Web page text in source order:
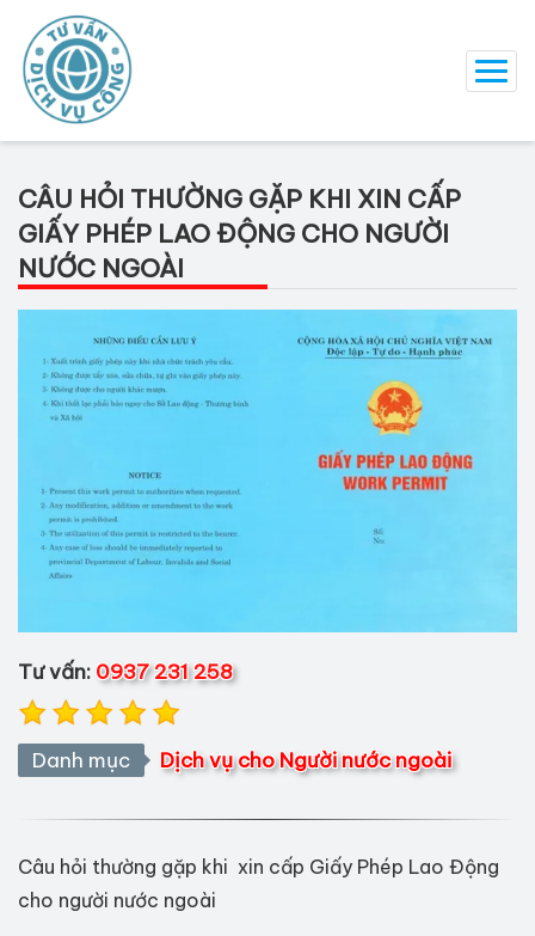
CÂU HỎI THƯỜNG GẶP KHI XIN CẤP
GIẤY PHÉP LAO ĐỘNG CHO NGƯỜI
NƯỚC NGOÀI
Tư vấn: 0937 231 258
Danh mục Dịch vụ cho Người nước ngoài
Câu hỏi thường gặp khi xin cấp Giấy Phép Lao Động
cho người nước ngoài